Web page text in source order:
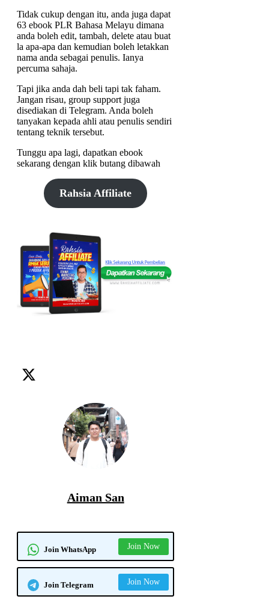
Tidak cukup dengan itu, anda juga dapat
63 ebook PLR Bahasa Melayu dimana
anda boleh edit, tambah, delete atau buat
la apa-apa dan kemudian boleh letakkan
nama anda sebagai penulis. Ianya
percuma sahaja.
Tapi jika anda dah beli tapi tak faham.
Jangan risau, group support juga
disediakan di Telegram. Anda boleh
tanyakan kepada ahli atau penulis sendiri
tentang teknik tersebut.
Tunggu apa lagi, dapatkan ebook
sekarang dengan klik butang dibawah
Rahsia Affiliate
Aiman San
Join WhatsApp Join Now
Join Telegram Join Now